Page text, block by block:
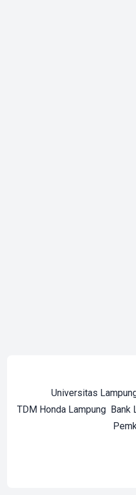
Universitas
TDM Honda Lampung Bank